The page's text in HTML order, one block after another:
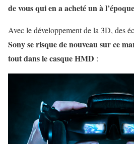
de vous qui en a acheté un à
Avec le développement de la 3D, des
Sony se risque de nouveau sur ce
tout dans le casque HMD :